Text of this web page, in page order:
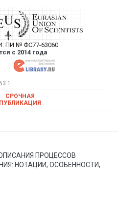
Союз Ученых —
статей в
журнале
ПИ № ФС77-63060
с 2014 года
публикация научных статей в
научном журнале
СРОЧНАЯ
ПУБЛИКАЦИЯ
ПРОЦЕССОВ
НОТАЦИИ, ОСОБЕННОСТИ,